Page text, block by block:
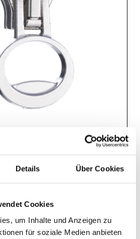
Details Über Cookies
Cookies
um Inhalte und Anzeigen zu
für soziale Medien anbieten